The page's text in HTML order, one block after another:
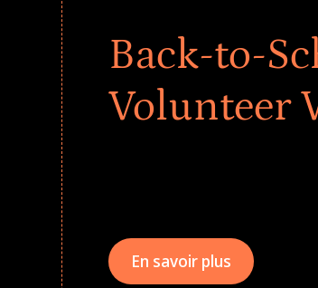
Back-to-
Volunteer
En savoir plus